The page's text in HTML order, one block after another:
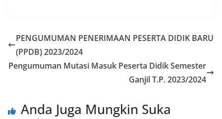
PENGUMUMAN PENERIMAAN PESERTA DIDIK BARU
(PPDB) 2023/2024
Pengumuman Mutasi Masuk Peserta Didik Semester
Ganjil T.P. 2023/2024
Anda Juga Mungkin Suka